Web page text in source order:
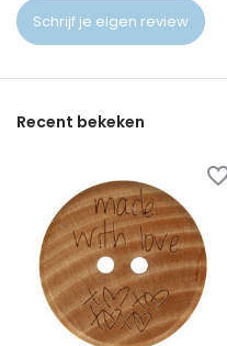
Schrijf je eigen review
Recent bekeken